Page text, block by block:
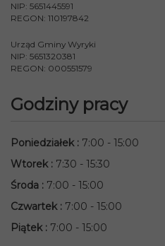
NIP: 5651445591
REGON: 110197842
Urząd Gminy Wyryki
NIP: 5651320381
REGON: 000551579
Godziny pracy
Poniedziałek: 7:00 - 15:00
Wtorek: 7:30 - 15:30
Środa : 7:00 - 15:00
Czwartek: 7:00 - 15:00
Piątek: 7:00 - 15:00